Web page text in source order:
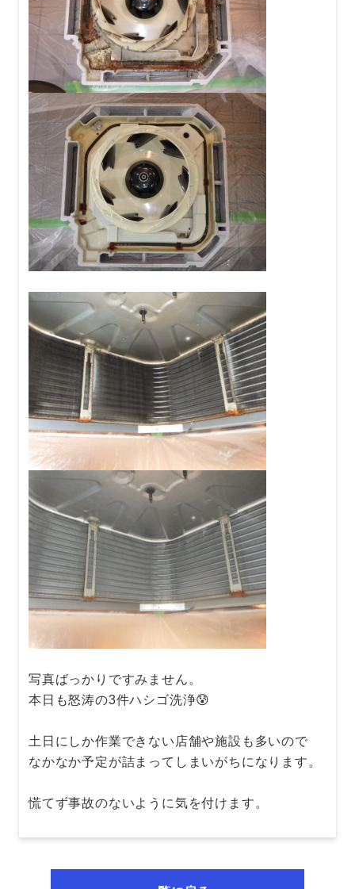
写真ばっかりですみません。
本日も怒涛の3件ハシゴ洗浄😰
土日にしか作業できない店舗や施設も多いので
なかなか予定が詰まってしまいがちになります。
慌てず事故のないように気を付けます。